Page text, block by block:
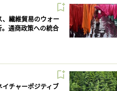
、繊維貿易のウォー
通商政策への統合
イチャーポジティブ